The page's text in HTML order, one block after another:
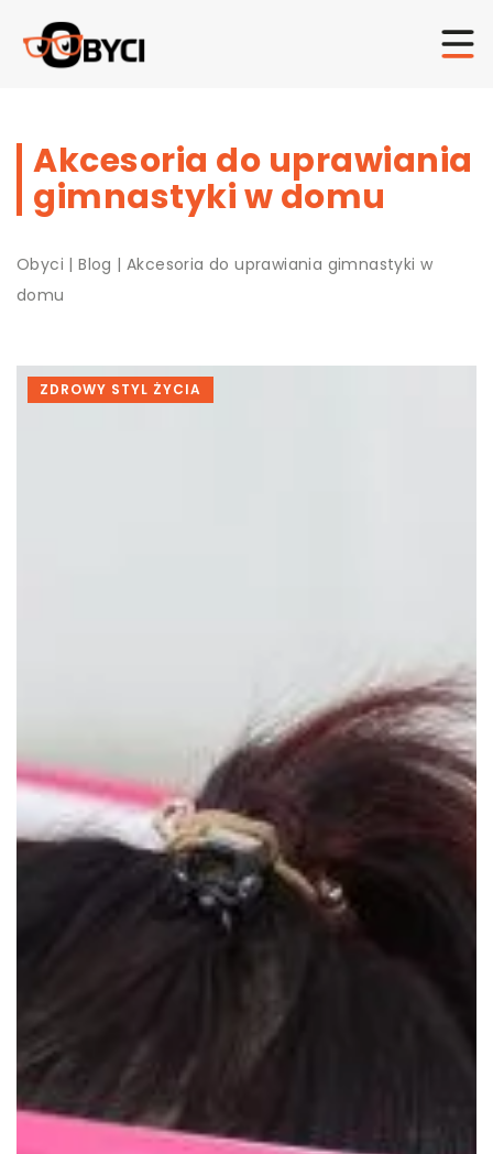
Akcesoria do uprawiania
gimnastyki w domu
Obyci |Blog |Akcesoria do uprawiania gimnastyki w
domu
ZDROWY STYL ŻYCIA